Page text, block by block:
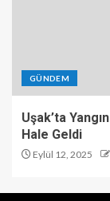
GÜNDEM
Uşak’ta
Hale Geldi
Eylül 12, 2025